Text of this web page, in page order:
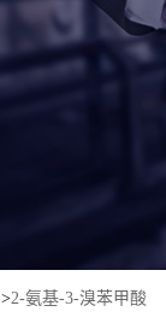
>2-氨基-3-溴苯甲酸